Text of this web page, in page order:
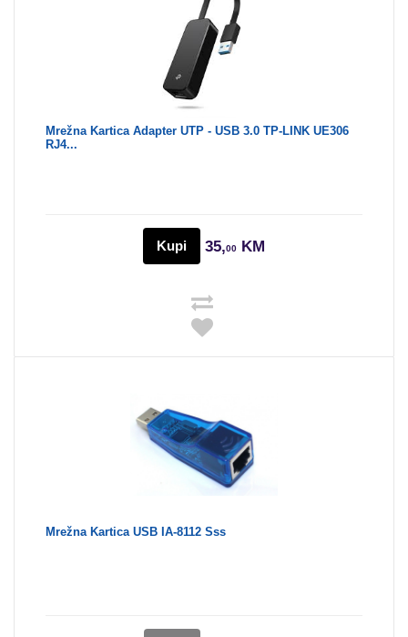
Mrežna Kartica Adapter UTP - USB 3.0 TP-LINK UE306
RJ4...
Kupi 35,00 KM
Mrežna Kartica USB IA-8112 Sss